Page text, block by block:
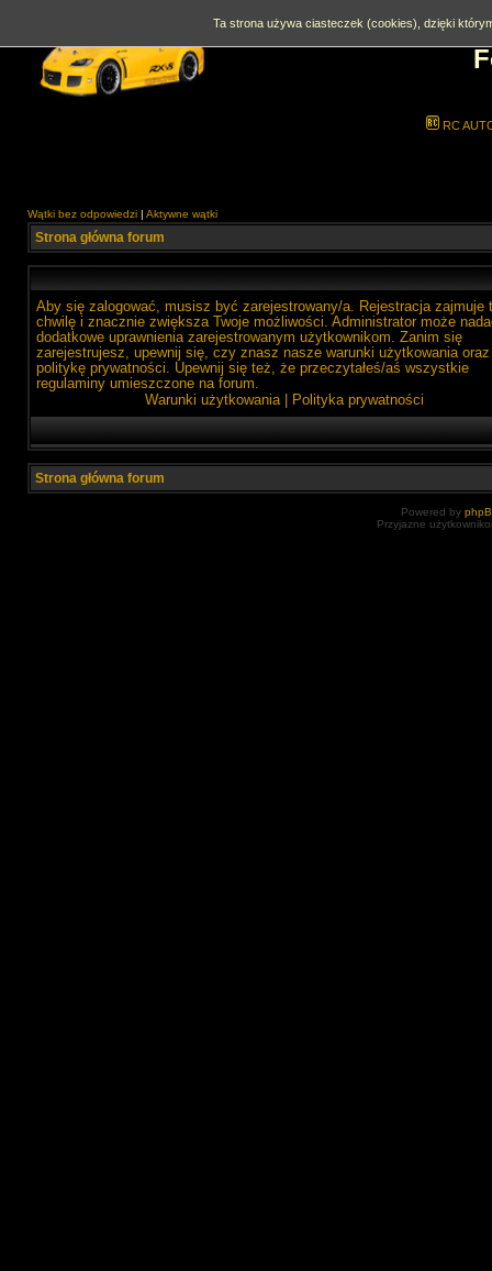
RC
Wątki bez odpowiedzi | Aktywne wątki
Strona główna forum
Aby się zalogować, musisz być zarejestrowany/a. Rejestracja zajmuje
chwilę i znacznie zwiększa Twoje możliwości. Administrator może
dodatkowe uprawnienia zarejestrowanym użytkownikom. Zanim się
zarejestrujesz, upewnij się, czy znasz nasze warunki użytkowania oraz
politykę prywatności. Upewnij się też, że przeczytałeś/aś wszystkie
regulaminy umieszczone na forum.
Warunki użytkowania| Polityka prywatności
Strona główna forum
Powered by
Przyjazne
Ta strona używa ciasteczek (cookies), dzięki